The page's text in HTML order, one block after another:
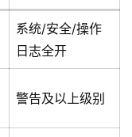
系统/安全/操作
日志全开
警告及以上级别